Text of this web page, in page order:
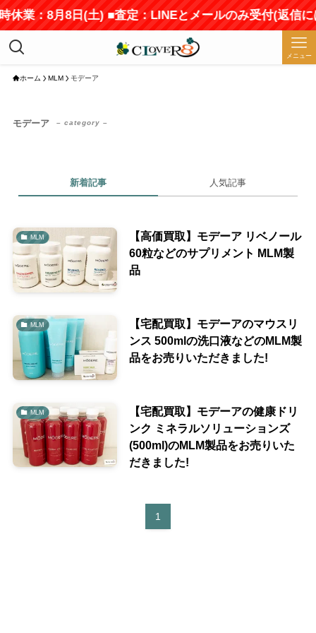
休業：8月8日(土) ■査定：LINEとメールのみ受付(返信に
メニュー
ホーム MLM モデーア
モデーア – category –
新着記事 人気記事
MLM
【高価買取】モデーア リベノール
60粒などのサプリメント MLM製
品
MLM
【宅配買取】モデーアのマウスリ
ンス 500mlの洗口液などのMLM製
品をお売りいただきました!
MLM
【宅配買取】モデーアの健康ドリ
ンク ミネラルソリューションズ
(500ml)のMLM製品をお売りいた
だきました!
1